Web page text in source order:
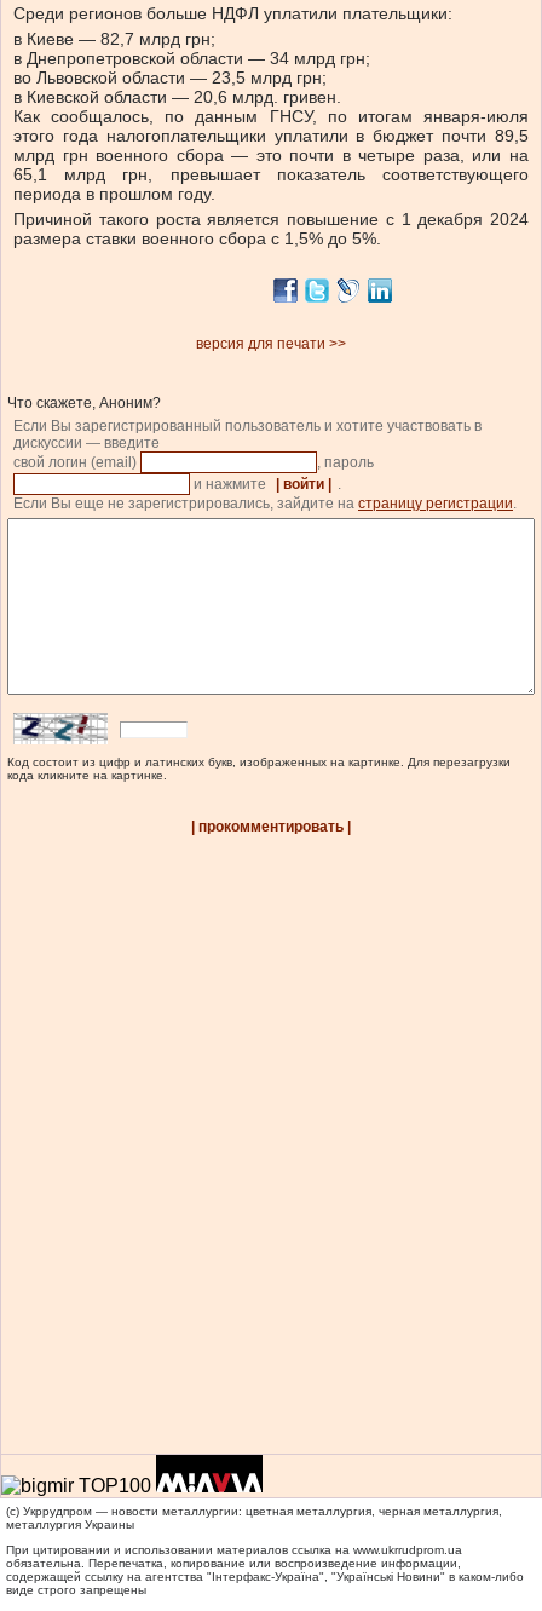
Среди регионов больше НДФЛ уплатили плательщики:
в Киеве — 82,7 млрд грн;
в Днепропетровской области — 34 млрд грн;
во Львовской области — 23,5 млрд грн;
в Киевской области — 20,6 млрд. гривен.
Как сообщалось, по данным ГНСУ, по итогам января-июля
этого года налогоплательщики уплатили в бюджет почти 89,5
млрд грн военного сбора — это почти в четыре раза, или на
65,1 млрд грн, превышает показатель соответствующего
периода в прошлом году.
Причиной такого роста является повышение с 1 декабря 2024
размера ставки военного сбора с 1,5% до 5%.
версия для печати >>
Что скажете, Аноним?
Если Вы зарегистрированный пользователь и хотите участвовать в
дискуссии — введите
свой логин (email)
, пароль
и нажмите
| войти |
.
Если Вы еще не зарегистрировались, зайдите на страницу регистрации.
Код состоит из цифр и латинских букв, изображенных на картинке. Для перезагрузки
кода кликните на картинке.
| прокомментировать |
(c) Укррудпром — новости металлургии: цветная металлургия, черная металлургия,
металлургия Украины
При цитировании и использовании материалов ссылка на www.ukrrudprom.ua
обязательна. Перепечатка, копирование или воспроизведение информации,
содержащей ссылку на агентства "Iнтерфакс-Україна", "Українськi Новини" в каком-либо
виде строго запрещены